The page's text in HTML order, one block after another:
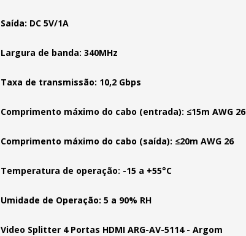
Saída: DC 5V/1A
Largura de banda: 340MHz
Taxa de transmissão: 10,2 Gbps
Comprimento máximo do cabo (entrada): ≤15m AWG 26
Comprimento máximo do cabo (saída): ≤20m AWG 26
Temperatura de operação: -15 a +55°C
Umidade de Operação: 5 a 90% RH
Video Splitter 4 Portas HDMI ARG-AV-5114 - Argom